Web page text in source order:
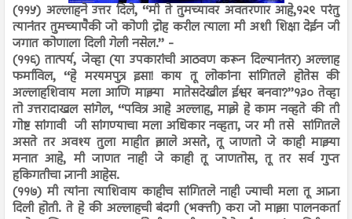
(११५) अल्लाहने उत्तर दिले, ‘‘मी ते तुमच्यावर अवतरणार आहे,१२९ परंतु
त्यानंतर तुमच्यापैकी जो कोणी द्रोह करील त्याला मी अशी शिक्षा देईन जी
जगात कोणाला दिली गेली नसेल.’’ -
(११६) तात्पर्य, जेव्हा (या उपकारांची आठवण करून दिल्यानंतर) अल्लाह
फर्माविल, ‘‘हे मरयमपुत्र इसा! काय तू लोकांना सांगितले होतेस की
अल्लाहशिवाय मला आणि माझ्या मातेसदेखील ईश्वर बनवा?’’१३० तेव्हा
तो उत्तरादाखल सांगेल, ‘‘पवित्र आहे अल्लाह, माझे हे काम नव्हते की ती
गोष्ट सांगावी जी सांगण्याचा मला अधिकार नव्हता, जर मी तसे सांगितले
असते तर अवश्य तुला माहीत झाले असते, तू जाणतो जे काही माझ्या
मनात आहे, मी जाणत नाही जे काही तू जाणतोस, तू तर सर्व गुप्त
हकिगतीचा ज्ञानी आहेस.
(११७) मी त्यांना त्याशिवाय काहीच सांगितले नाही ज्याची मला तू आज्ञा
दिली होती. ते हे की अल्लाहची बंदगी (भक्ती) करा जो माझा पालनकर्ता